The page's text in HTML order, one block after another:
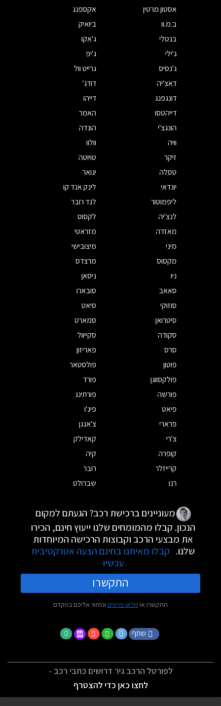
אסטון מרטין
אקספנג
ב.מ.וו
ביואיק
בנטלי
ג'אקו
ג'ילי
ג'יפ
ג'נסיס
גרייט וול
דאצ'יה
דודג'
דונגפנג
דייהו
דייהטסו
האמר
הונגצ'י
הונדה
וויה
וולוו
זיקר
טויוטה
טסלה
יגואר
יונדאי
לינק אנד קו
ליפמוטור
לנד רובר
לנצ'יה
לקסוס
מאזדה
מזראטי
מיני
מיצובישי
מקסוס
מרצדס
ניו
ניסאן
סאאב
סובארו
סוזוקי
סיאט
סיטרואן
סמארט
סקודה
סקייוול
סרס
פאריזון
פוטון
פולסטאר
פולקסווגן
פורד
פורשה
פורתינג
פיאט
פיג'ו
פרארי
צ'אנגן
צ'רי
קאדילק
קופרה
קיה
קרייזלר
רובר
רנו
שברולט
מעוניינים ברכישת רכב? הגעתם למקום
הנכון. קבלו מהמומחים שלנו ייעוץ חינם, הכירו
את מבצעי הרכב וקבוצות הרכישה המיוחדות
שלנו. קבלו מאיתנו בחינם הצעה אטרקטיבית
עכשיו
התקשרו
התקשרו או מלאו פרטים ונחזור אליכם בהקדם
שתף
לפורטל הרכב גיר דרושים כתבי רכב -
לחצו כאן כדי להצטרף